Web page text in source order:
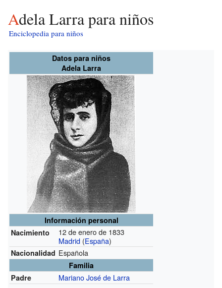
Adela Larra para niños
Enciclopedia para niños
Datos para niños
Adela Larra
Información personal
Nacimiento
12 de enero de 1833
Madrid (España)
Nacionalidad Española
Familia
Padre
Mariano José de Larra